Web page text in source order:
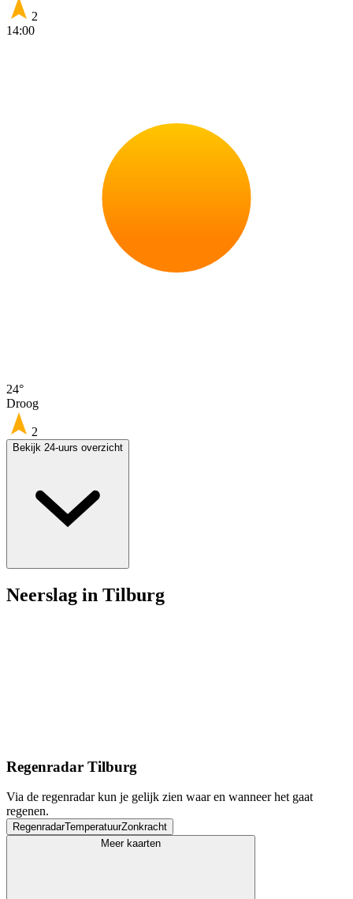
2
14:00
24°
Droog
2
Bekijk 24-uurs overzicht
Neerslag in Tilburg
Regenradar Tilburg
Via de regenradar kun je gelijk zien waar en wanneer het gaat
regenen.
RegenradarTemperatuurZonkracht
Meer kaarten